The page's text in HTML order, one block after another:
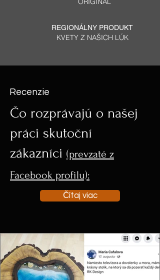
REGIONÁLNY PRODUKT
KVETY Z NAŠICH LÚK
Recenzie
Čo rozprávajú o našej
práci skutoční
zákazníci (prevzaté z
Facebook profilu):
Čítaj viac